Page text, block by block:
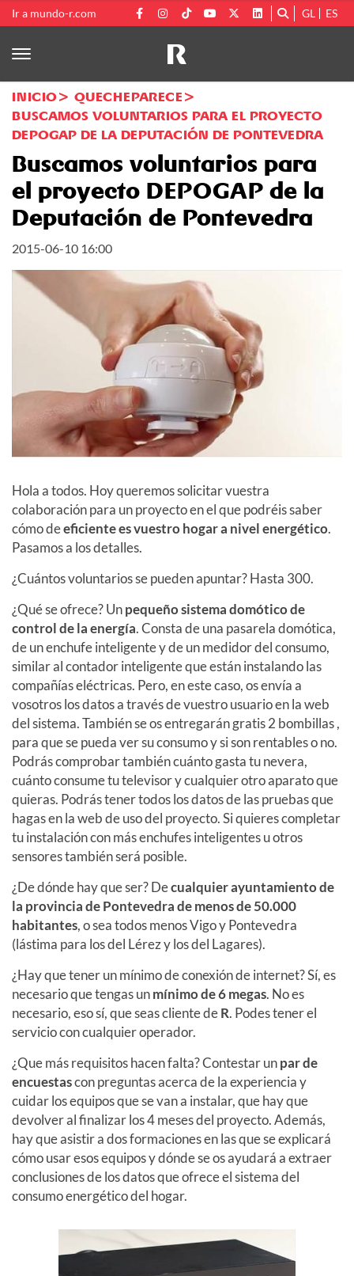
Ir a mundo-r.com GL ES
INICIO
QUECHEPARECE
BUSCAMOS VOLUNTARIOS PARA EL PROYECTO
DEPOGAP DE LA DEPUTACIÓN DE PONTEVEDRA
Buscamos voluntarios para
el proyecto DEPOGAP de la
Deputación de Pontevedra
2015-06-10 16:00
Hola a todos. Hoy queremos solicitar vuestra
colaboración para un proyecto en el que podréis saber
cómo deeficiente es vuestro hogar a nivel energético.
Pasamos a los detalles.
¿Cuántos voluntarios se pueden apuntar? Hasta 300.
¿Qué se ofrece? Unpequeño sistema domótico de
control de la energía. Consta de una pasarela domótica,
de un enchufe inteligente y de un medidor del consumo,
similar al contador inteligente que están instalando las
compañías eléctricas. Pero, en este caso, os envía a
vosotros los datos a través de vuestro usuario en la web
del sistema. También se os entregarán gratis 2 bombillas ,
para que se pueda ver su consumo y si son rentables o no.
Podrás comprobar también cuánto gasta tu nevera,
cuánto consume tu televisor y cualquier otro aparato que
quieras. Podrás tener todos los datos de las pruebas que
hagas en la web de uso del proyecto. Si quieres completar
tu instalación con más enchufes inteligentes u otros
sensores también será posible.
¿De dónde hay que ser? Decualquier ayuntamiento de
la provincia de Pontevedra de menos de 50.000
habitantes, o sea todos menos Vigo y Pontevedra
(lástima para los del Lérez y los del Lagares).
¿Hay que tener un mínimo de conexión de internet? Sí, es
necesario que tengas unmínimo de 6 megas. No es
necesario, eso sí, que seas cliente deR. Podes tener el
servicio con cualquier operador.
¿Que más requisitos hacen falta? Contestar unpar de
encuestascon preguntas acerca de la experiencia y
cuidar los equipos que se van a instalar, que hay que
devolver al finalizar los 4 meses del proyecto. Además,
hay que asistir a dos formaciones en las que se explicará
cómo usar esos equipos y dónde se os ayudará a extraer
conclusiones de los datos que ofrece el sistema del
consumo energético del hogar.